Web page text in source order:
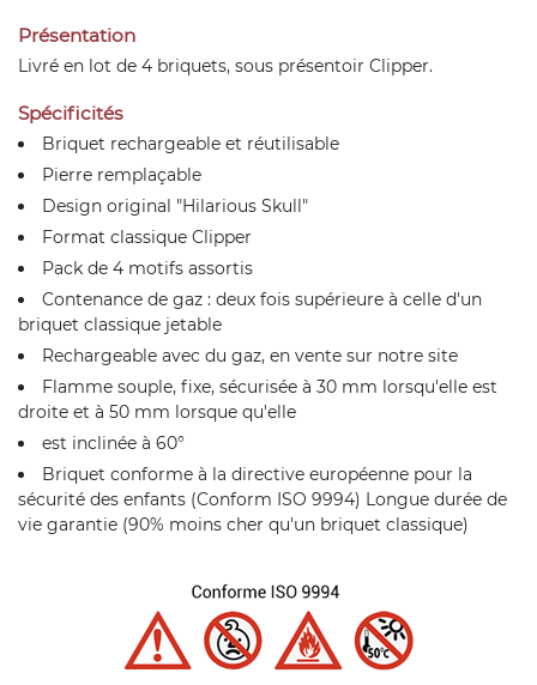
Présentation
Livré en lot de 4 briquets, sous présentoir Clipper.
Spécificités
Briquet rechargeable et réutilisable
Pierre remplaçable
Design original "Hilarious Skull"
Format classique Clipper
Pack de 4 motifs assortis
Contenance de gaz : deux fois supérieure à celle d'un
briquet classique jetable
Rechargeable avec du gaz, en vente sur notre site
Flamme souple, fixe, sécurisée à 30 mm lorsqu'elle est
droite et à 50 mm lorsque qu'elle
est inclinée à 60°
Briquet conforme à la directive européenne pour la
sécurité des enfants (Conform ISO 9994) Longue durée de
vie garantie (90% moins cher qu'un briquet classique)